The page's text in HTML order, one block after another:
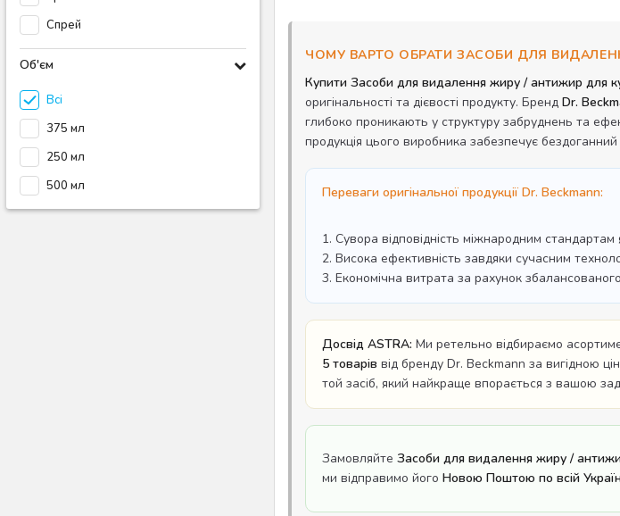
Спрей
Об'єм
Всі
375 мл
250 мл
500 мл
ЧОМУ ВАРТО ОБРАТИ ЗАСОБИ ДЛЯ
Купити Засоби для видалення жиру / антижир для
оригінальності та дієвості продукту. Бренд Dr.
глибоко проникають у структуру забруднень та
продукція цього виробника забезпечує
Переваги оригінальної продукції Dr. Beckmann:
1. Сувора відповідність міжнародним стандартам
2. Висока ефективність завдяки сучасним
3. Економічна витрата за рахунок
Досвід ASTRA: Ми ретельно відбираємо
5 товарів від бренду Dr. Beckmann за вигідною
той засіб, який найкраще впорається з вашою
Замовляйте Засоби для видалення жиру /
ми відправимо його Новою Поштою по всій